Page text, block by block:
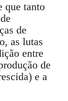
que tanto
de
as lutas
entre
de
e a